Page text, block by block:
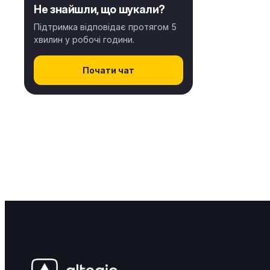
Не знайшли, що шукали?
Підтримка відповідає протягом 5
хвилин у робочі години.
Почати чат